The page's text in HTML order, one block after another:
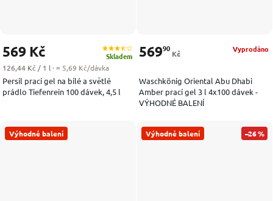
Persil prací gel na bílé a světlé
prádlo Tiefenrein 100 dávek, 4,5 l
Skladem
569 Kč
Měrná cena:
126,44 Kč / 1 l · ≈ 5,69 Kč/dávka
Waschkönig Oriental Abu Dhabi
Amber prací gel 3 l 4x100 dávek -
VÝHODNÉ BALENÍ
Vyprodáno
56990
Kč
Výhodné balení Výhodné balení –26 %